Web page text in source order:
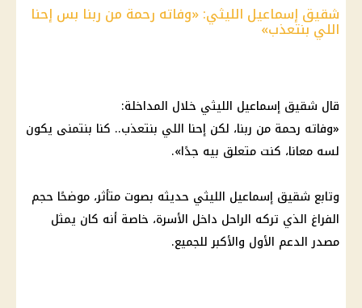
شقيق إسماعيل الليثي: «وفاته رحمة من ربنا بس إحنا
اللي بنتعذب»
قال شقيق إسماعيل الليثي خلال المداخلة:
«وفاته رحمة من ربنا، لكن إحنا اللي بنتعذب.. كنا بنتمنى يكون
لسه معانا، كنت متعلق بيه جدًا».
وتابع شقيق إسماعيل الليثي حديثه بصوت متأثر، موضحًا حجم
الفراغ الذي تركه الراحل داخل الأسرة، خاصة أنه كان يمثل
مصدر الدعم الأول والأكبر للجميع.